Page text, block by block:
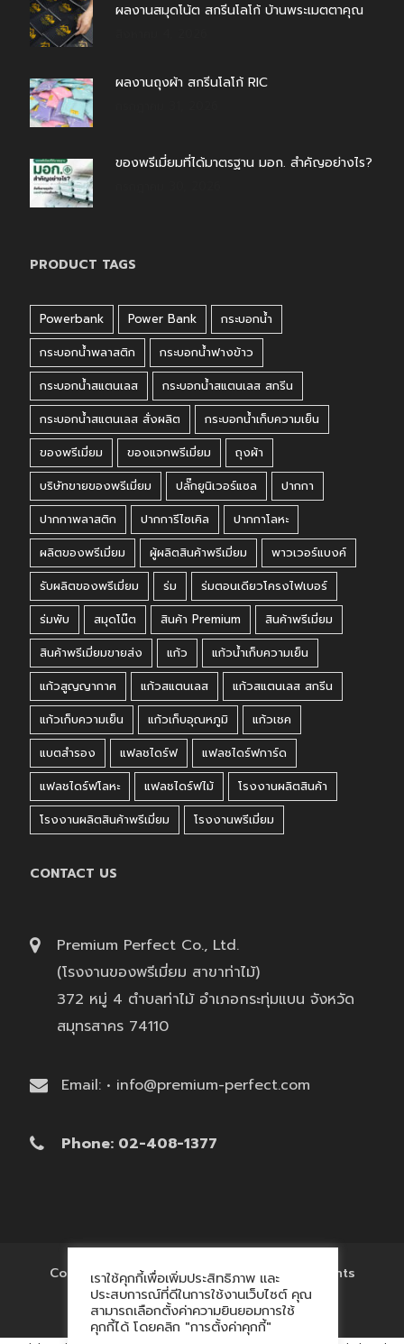
ผลงานสมุดโน้ต สกรีนโลโก้ บ้านพระเมตตาคุณ
ผลงานถุงผ้า สกรีนโลโก้ RIC
ของพรีเมี่ยมที่ได้มาตรฐาน มอก. สำคัญอย่างไร?
PRODUCT TAGS
Powerbank Power Bank
กระบอกน้ำ
กระบอกน้ำพลาสติก
กระบอกน้ำฟางข้าว
กระบอกน้ำสแตนเลส
กระบอกน้ำสแตนเลส สกรีน
กระบอกน้ำสแตนเลส สั่งผลิต
กระบอกน้ำเก็บความเย็น
ของพรีเมี่ยม
ของแจกพรีเมี่ยม
ถุงผ้า
บริษัทขายของพรีเมี่ยม
ปลั๊กยูนิเวอร์แซล
ปากกา
ปากกาพลาสติก
ปากการีไซเคิล
ปากกาโลหะ
ผลิตของพรีเมี่ยม
ผู้ผลิตสินค้าพรีเมี่ยม
พาวเวอร์แบงค์
รับผลิตของพรีเมี่ยม
ร่ม
ร่มตอนเดียวโครงไฟเบอร์
ร่มพับ
สมุดโน๊ต สินค้า Premium
สินค้าพรีเมี่ยม
สินค้าพรีเมี่ยมขายส่ง
แก้ว
แก้วน้ำเก็บความเย็น
แก้วสูญญากาศ
แก้วสแตนเลส
แก้วสแตนเลส สกรีน
แก้วเก็บความเย็น
แก้วเก็บอุณหภูมิ
แก้วเชค
แบตสำรอง
แฟลชไดร์ฟ
แฟลชไดร์ฟการ์ด
แฟลชไดร์ฟโลหะ
แฟลชไดร์ฟไม้
โรงงานผลิตสินค้า
โรงงานผลิตสินค้าพรีเมี่ยม
โรงงานพรีเมี่ยม
CONTACT US
Premium Perfect Co., Ltd.
(โรงงานของพรีเมี่ยม สาขาท่าไม้)
372 หมู่ 4 ตำบลท่าไม้ อำเภอกระทุ่มแบน จังหวัด
สมุทรสาคร 74110
Email: • info@premium-perfect.com
Phone: 02-408-1377
Copyright © 2017 'โรงงานของพรีเมี่ยม' All Rights
Reserved.
เราใช้คุกกี้เพื่อเพิ่มประสิทธิภาพ และ
ประสบการณ์ที่ดีในการใช้งานเว็บไซต์ คุณ
สามารถเลือกตั้งค่าความยินยอมการใช้
คุกกี้ได้ โดยคลิก "การตั้งค่าคุกกี้"